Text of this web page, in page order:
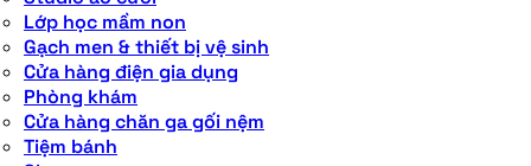
Lớp học mầm non
Gạch men & thiết bị vệ sinh
Cửa hàng điện gia dụng
Phòng khám
Cửa hàng chăn ga gối nệm
Tiệm bánh